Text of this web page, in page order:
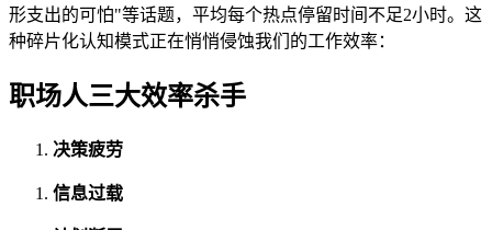
形支出的可怕"等话题，平均每个热点停留时间不足2小时。这
种碎片化认知模式正在悄悄侵蚀我们的工作效率：
职场人三大效率杀手
决策疲劳
信息过载